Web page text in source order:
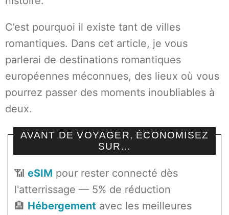
C’est pourquoi il existe tant de villes
romantiques. Dans cet article, je vous
parlerai de destinations romantiques
européennes méconnues, des lieux où vous
pourrez passer des moments inoubliables à
deux.
AVANT DE VOYAGER, ÉCONOMISEZ
SUR…
📶 eSIM pour rester connecté dès
l'atterrissage — 5% de réduction
🏨 Hébergement avec les meilleures